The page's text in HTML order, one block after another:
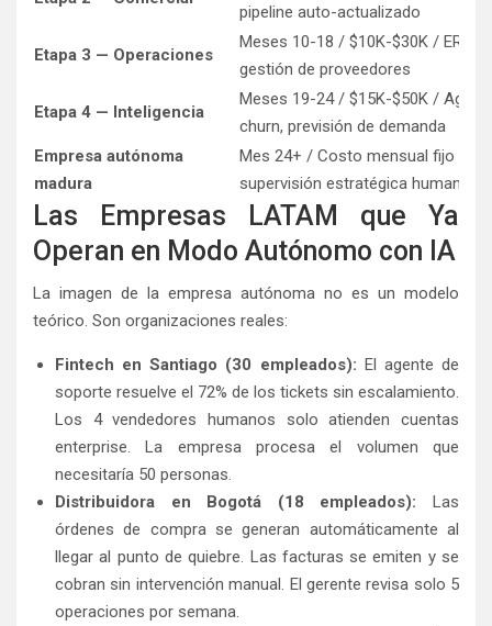
pipeline auto-actualizado
Etapa 3 — Operaciones
Meses 10-18 / $10K-$30K / ERP
gestión de proveedores
Etapa 4 — Inteligencia
Meses 19-24 / $15K-$50K /
churn, previsión de demanda
Empresa autónoma
madura
Mes 24+ / Costo mensual fijo /
supervisión estratégica humana
Las Empresas LATAM que Ya
Operan en Modo Autónomo con IA
La imagen de la empresa autónoma no es un modelo
teórico. Son organizaciones reales:
Fintech en Santiago (30 empleados): El agente de
soporte resuelve el 72% de los tickets sin escalamiento.
Los 4 vendedores humanos solo atienden cuentas
enterprise. La empresa procesa el volumen que
necesitaría 50 personas.
Distribuidora en Bogotá (18 empleados): Las
órdenes de compra se generan automáticamente al
llegar al punto de quiebre. Las facturas se emiten y se
cobran sin intervención manual. El gerente revisa solo 5
operaciones por semana.